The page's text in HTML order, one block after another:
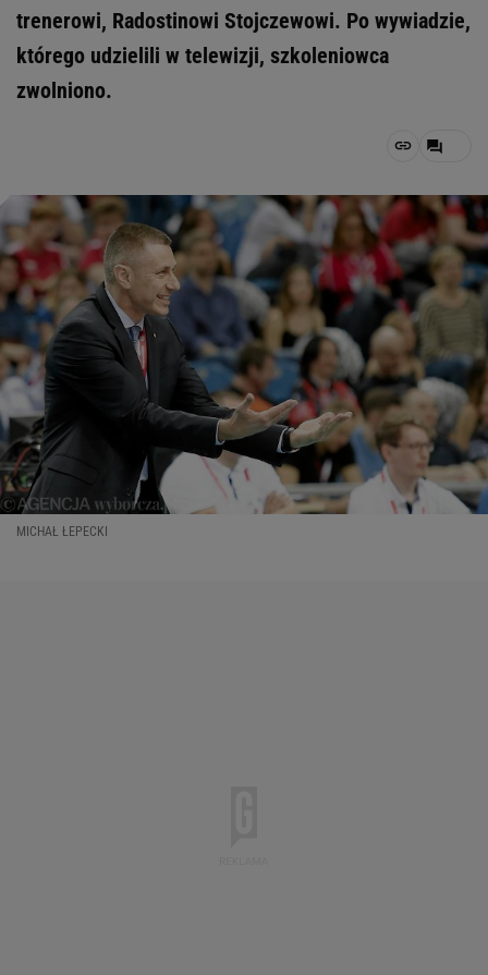
trenerowi, Radostinowi Stojczewowi. Po wywiadzie,
którego udzielili w telewizji, szkoleniowca
zwolniono.
MICHAŁ ŁEPECKI